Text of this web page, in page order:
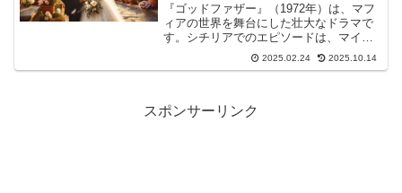
『ゴッドファザー』（1972年）は、マフ
ィアの世界を舞台にした壮大なドラマで
す。シチリアでのエピソードは、マイケ
ルの人生における大きな転換点となりま
した。ニューヨークで警察官マクラスキ
2025.02.24 2025.10.14
スポンサーリンク